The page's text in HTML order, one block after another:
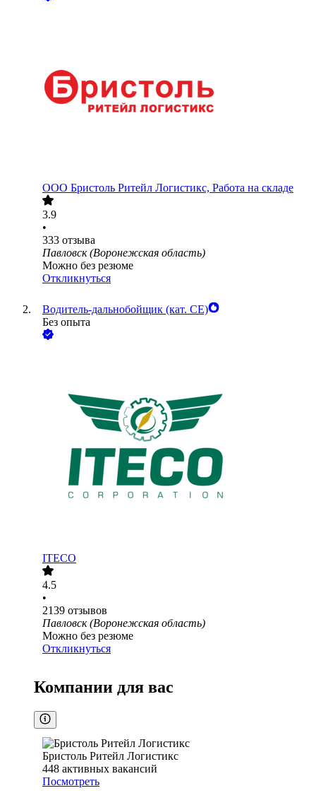
ООО Бристоль Ритейл Логистикс, Работа на складе
3.9
•
333 отзыва
Павловск (Воронежская область)
Можно без резюме
Откликнуться
Водитель-дальнобойщик (кат. CE)
Без опыта
ITECO
4.5
•
2139 отзывов
Павловск (Воронежская область)
Можно без резюме
Откликнуться
Компании для вас
Бристоль Ритейл Логистикс
448 активных вакансий
Посмотреть